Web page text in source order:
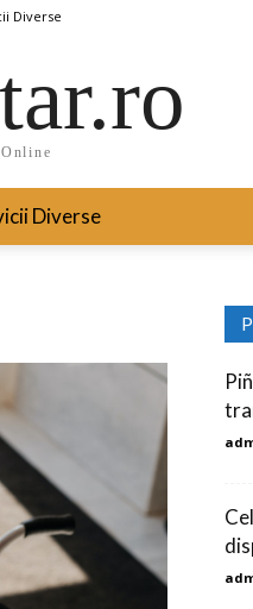
Diverse
Diverse